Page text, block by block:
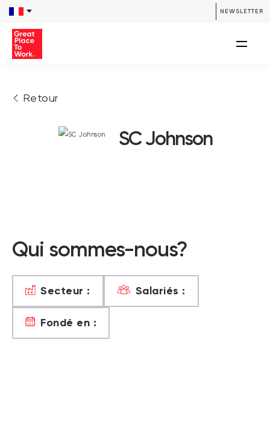
NEWSLETTER
Retour
SC Johnson
Qui sommes-nous?
Secteur : Salariés :
Fondé en :